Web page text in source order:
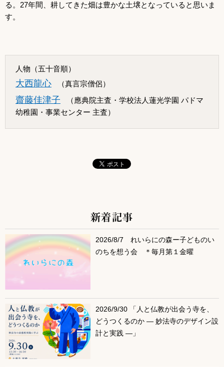
る。27年間、耕してきた畑は豊かな土壌となっていると思いま
す。
人物（五十音順）
大西龍心 （真言宗僧侶）
齋藤佳津子
（應典院主査・学校法人蓮光学園 パドマ
幼稚園・事業センター 主査）
サブコンテンツ
新着記事
2026/8/7 れいらにの森ー子どものい
のちを想う会 ＊毎月第１金曜
2026/9/30 「人と仏教が出会う寺を、
どうつくるのか ― 妙法寺のデザイン設
計と実践 ―」